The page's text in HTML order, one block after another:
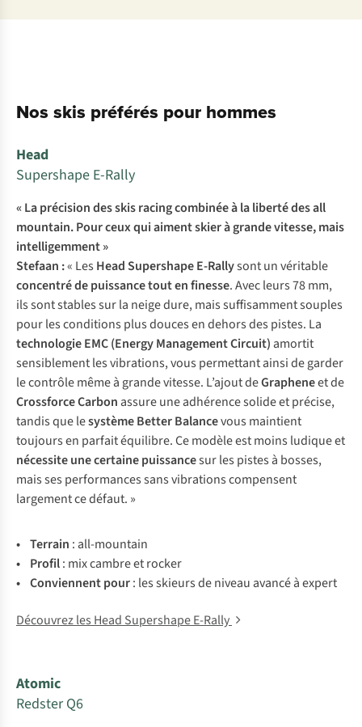
Nos skis préférés pour hommes
Head
Supershape E-Rally
« La précision des skis racing combinée à la liberté des all
mountain. Pour ceux qui aiment skier à grande vitesse, mais
intelligemment »
Stefaan :« Les Head Supershape E-Rallysont un véritable
concentré de puissance tout en finesse. Avec leurs 78 mm,
ils sont stables sur la neige dure, mais suffisamment souples
pour les conditions plus douces en dehors des pistes. La
technologie EMC (Energy Management Circuit) amortit
sensiblement les vibrations, vous permettant ainsi de garder
le contrôle même à grande vitesse. L’ajout deGrapheneet de
Crossforce Carbon assure une adhérence solide et précise,
tandis que lesystème Better Balancevous maintient
toujours en parfait équilibre. Ce modèle est moins ludique et
nécessite une certaine puissancesur les pistes à bosses,
mais ses performances sans vibrations compensent
largement ce défaut. »
• Terrain : all-mountain
• Profil: mix cambre et rocker
• Conviennentpour: lesskieursdeniveau avancéàexpert
Découvrez les Head Supershape E-Rally
Atomic
Redster Q6